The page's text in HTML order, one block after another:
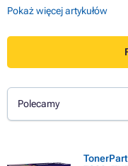
Pokaż więcej artykułów
Polecamy